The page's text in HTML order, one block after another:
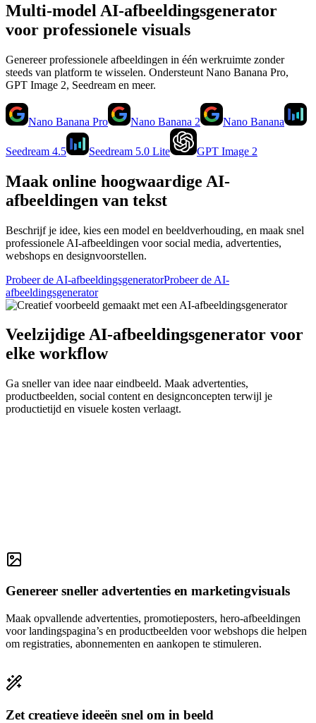
Multi-model AI-afbeeldingsgenerator
voor professionele visuals
Genereer professionele afbeeldingen in één werkruimte zonder
steeds van platform te wisselen. Ondersteunt Nano Banana Pro,
GPT Image 2, Seedream en meer.
Nano Banana Pro Nano Banana 2 Nano Banana
Seedream 4.5 Seedream 5.0 Lite GPT Image 2
Maak online hoogwaardige AI-
afbeeldingen van tekst
Beschrijf je idee, kies een model en beeldverhouding, en maak snel
professionele AI-afbeeldingen voor social media, advertenties,
webshops en designvoorstellen.
Probeer de AI-afbeeldingsgeneratorProbeer de AI-
afbeeldingsgenerator
Veelzijdige AI-afbeeldingsgenerator voor
elke workflow
Ga sneller van idee naar eindbeeld. Maak advertenties,
productbeelden, social content en designconcepten terwijl je
productietijd en visuele kosten verlaagt.
Genereer sneller advertenties en marketingvisuals
Maak opvallende advertenties, promotieposters, hero-afbeeldingen
voor landingspagina’s en productbeelden voor webshops die helpen
om registraties, abonnementen en aankopen te stimuleren.
Zet creatieve ideeën snel om in beeld